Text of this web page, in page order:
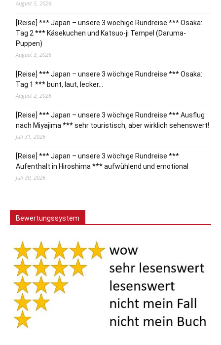
August 5, 2026
[Reise] *** Japan – unsere 3 wöchige Rundreise *** Osaka:
Tag 2 *** Käsekuchen und Katsuo-ji Tempel (Daruma-
Puppen)
August 3, 2026
[Reise] *** Japan – unsere 3 wöchige Rundreise *** Osaka:
Tag 1 *** bunt, laut, lecker…
August 2, 2026
[Reise] *** Japan – unsere 3 wöchige Rundreise *** Ausflug
nach Miyajima *** sehr touristisch, aber wirklich sehenswert!
Juli 31, 2026
[Reise] *** Japan – unsere 3 wöchige Rundreise ***
Aufenthalt in Hiroshima *** aufwühlend und emotional
Juli 30, 2026
Bewertungssystem